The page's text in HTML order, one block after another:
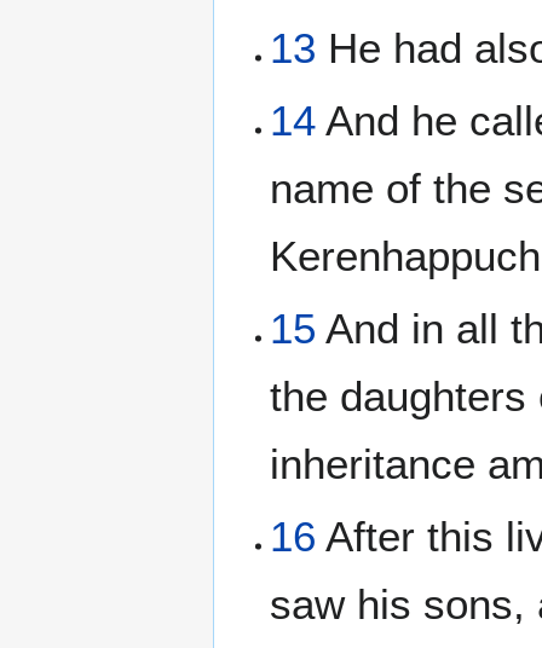
13 He had
14 And he
name of the
15 And in all
the
inheritance
16 After this
saw his sons,